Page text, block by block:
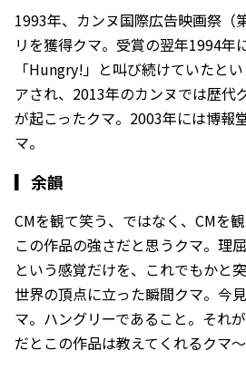
1993年、カンヌ国際広告映画祭（
リを獲得クマ。受賞の翌年1994年
「Hungry!」と叫び続けていたと
アされ、2013年のカンヌでは歴代
が起こったクマ。2003年には博報
マ。
▎ 余韻
CMを観て笑う、ではなく、CMを
この作品の強さだと思うクマ。理
という感覚だけを、これでもかと
世界の頂点に立った瞬間クマ。今
マ。ハングリーであること。それ
だとこの作品は教えてくれるクマ〜